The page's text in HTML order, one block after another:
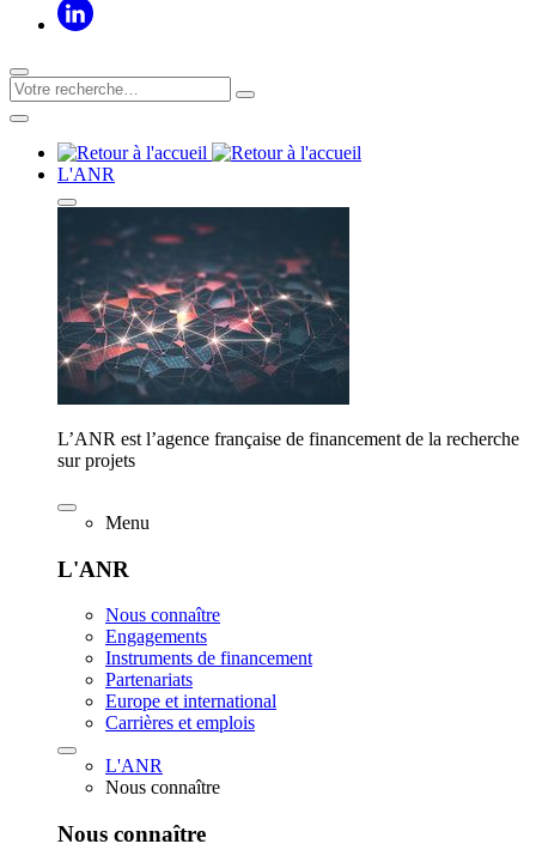
L'ANR
L’ANR est l’agence française de financement de la recherche
sur projets
Menu
L'ANR
Nous connaître
Engagements
Instruments de financement
Partenariats
Europe et international
Carrières et emplois
L'ANR
Nous connaître
Nous connaître